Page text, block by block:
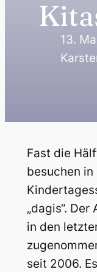
13.
Fast die
besuchen
„dagis“.
in den
seit 2006.